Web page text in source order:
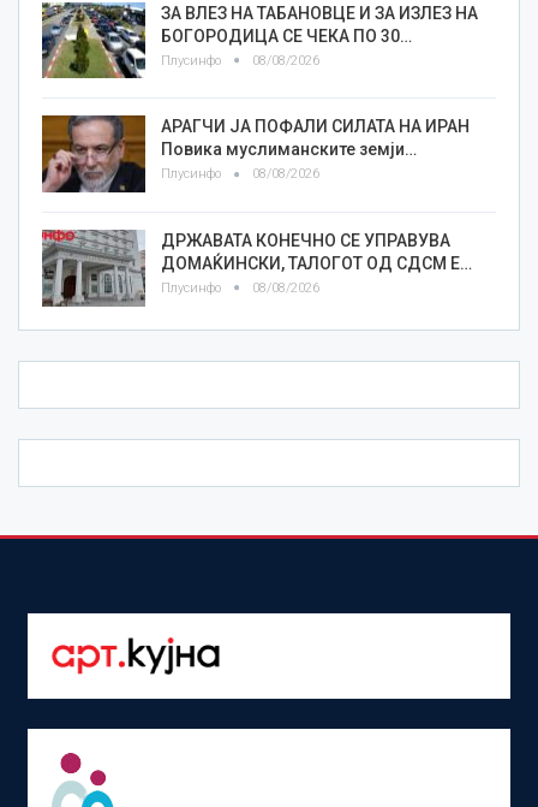
ЗА ВЛЕЗ НА ТАБАНОВЦЕ И ЗА ИЗЛЕЗ НА
БОГОРОДИЦА СЕ ЧЕКА ПО 30…
Плусинфо 08/08/2026
АРАГЧИ ЈА ПОФАЛИ СИЛАТА НА ИРАН
Повика муслиманските земји…
Плусинфо 08/08/2026
ДРЖАВАТА КОНЕЧНО СЕ УПРАВУВА
ДОМАЌИНСКИ, ТАЛОГОТ ОД СДСМ Е…
Плусинфо 08/08/2026